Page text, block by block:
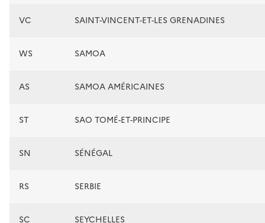
VC SAINT-VINCENT-ET-LES GRENADINES
WS SAMOA
AS SAMOA AMÉRICAINES
ST SAO TOMÉ-ET-PRINCIPE
SN SÉNÉGAL
RS SERBIE
SC SEYCHELLES